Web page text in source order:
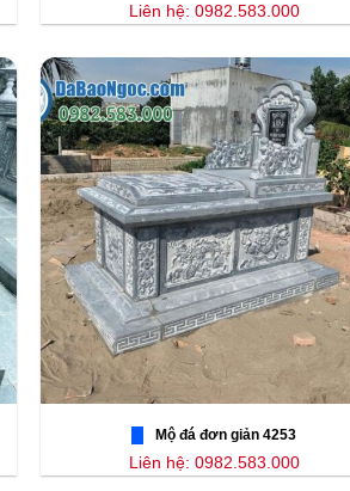
Liên hệ: 0982.583.000
Mộ đá đơn giản 4253
Liên hệ: 0982.583.000